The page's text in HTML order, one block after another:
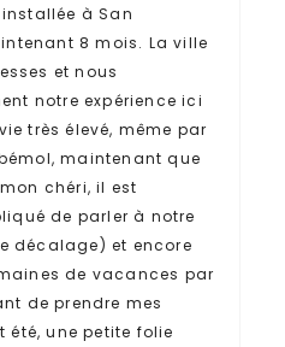
installée à San
8 mois. La ville
et nous
notre expérience ici
très élevé, même par
maintenant que
chéri, il est
de parler à notre
décalage) et encore
de vacances par
de prendre mes
été, une petite folie